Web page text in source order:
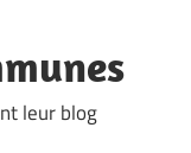
leur blog